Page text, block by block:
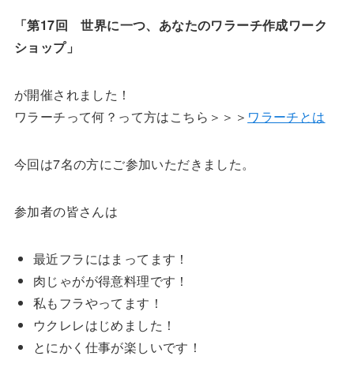
「第17回 世界に一つ、あなたのワラーチ作成ワーク
ショップ」
が開催されました！
ワラーチって何？って方はこちら＞＞＞ ワラーチとは
今回は7名の方にご参加いただきました。
参加者の皆さんは
最近フラにはまってます！
肉じゃがが得意料理です！
私もフラやってます！
ウクレレはじめました！
とにかく仕事が楽しいです！